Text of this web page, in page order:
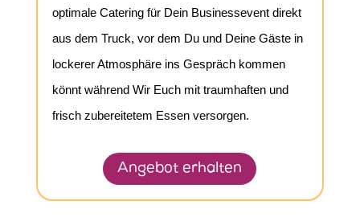
optimale Catering für Dein Businessevent direkt
aus dem Truck, vor dem Du und Deine Gäste in
lockerer Atmosphäre ins Gespräch kommen
könnt während Wir Euch mit traumhaften und
frisch zubereitetem Essen versorgen.
Angebot erhalten